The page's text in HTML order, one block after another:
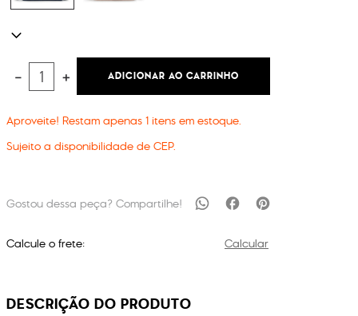
＋
－ ADICIONAR AO CARRINHO
Aproveite! Restam apenas1itens em estoque.
Sujeito a disponibilidade de CEP.
Calcule o frete: Calcular
DESCRIÇÃO DO PRODUTO